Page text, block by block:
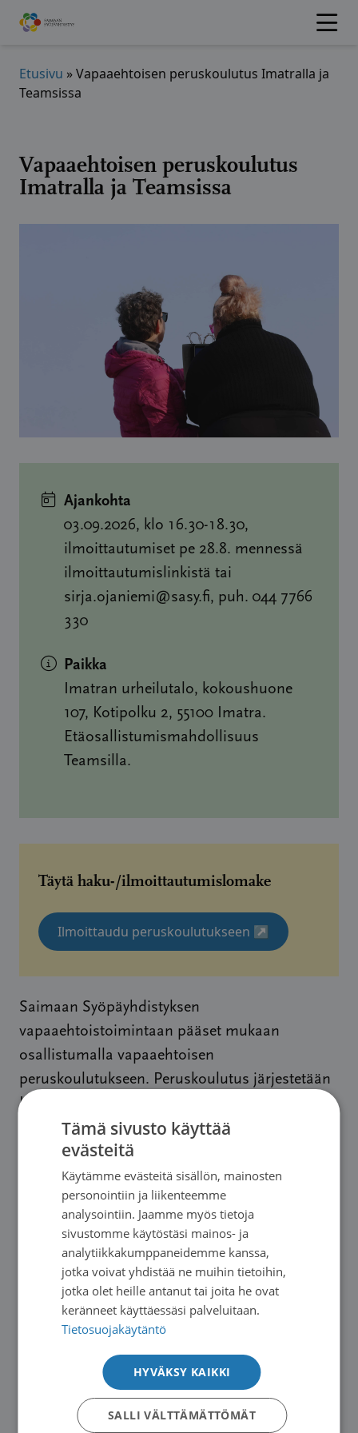
Hyppää
sisältöön
Etusivu »Vapaaehtoisen peruskoulutus Imatralla ja
Teamsissa
Vapaaehtoisen peruskoulutus
Imatralla ja Teamsissa
Ajankohta
03.09.2026, klo 16.30-18.30,
ilmoittautumiset pe 28.8. mennessä
ilmoittautumislinkistä tai
sirja.ojaniemi@sasy.fi, puh. 044 7766
330
Paikka
Imatran urheilutalo, kokoushuone
107, Kotipolku 2, 55100 Imatra.
Etäosallistumismahdollisuus
Teamsilla.
Täytä haku-/ilmoittautumislomake
Ilmoittaudu peruskoulutukseen ↗
Saimaan Syöpäyhdistyksen
vapaaehtoistoimintaan pääset mukaan
osallistumalla vapaaehtoisen
peruskoulutukseen. Peruskoulutus järjestetään
Imatran urheilutalolla kokoushuoneessa 107.
Koulutukseen voi osallistua myös etänä
Teamsin välityksellä.
Peruskoulutuksen kesto on noin kaksi tuntia, ja
se sisältää tietoa yhdistyksestämme,
vapaaehtoisena toimimisesta ja tarjolla olevista
vapaaehtoistehtävistä. Koulutukseen
osallistuminen ei sido mukaan toimintaan. Voit
myös tiedustella mahdollisuutta yksilölliseen
perehdytykseen, perehdytämme uusia
vapaaehtoisia tarvittaessa ympäri vuoden.
Peruskoulutuksen jälkeen saattohoidon
tukihenkilöt ja vertaistukijat voivat osallistua
Tämä sivusto käyttää
evästeitä
Käytämme evästeitä sisällön, mainosten
personointiin ja liikenteemme
analysointiin. Jaamme myös tietoja
sivustomme käytöstäsi mainos- ja
analytiikkakumppaneidemme kanssa,
jotka voivat yhdistää ne muihin tietoihin,
jotka olet heille antanut tai joita he ovat
keränneet käyttäessäsi palveluitaan.
Tietosuojakäytäntö
HYVÄKSY KAIKKI
SALLI VÄLTTÄMÄTTÖMÄT